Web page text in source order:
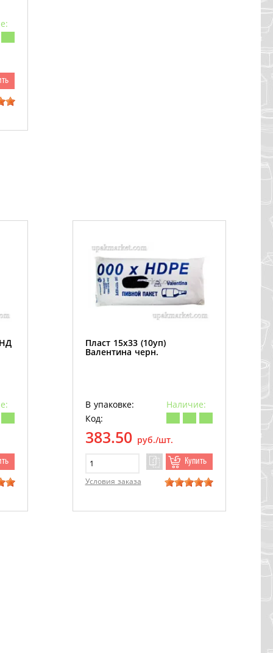
Пласт 15х33 (10уп)
Валентина черн.
В упаковке:
Наличие:
Код:
383.50 руб./шт.
Купить
Условия заказа